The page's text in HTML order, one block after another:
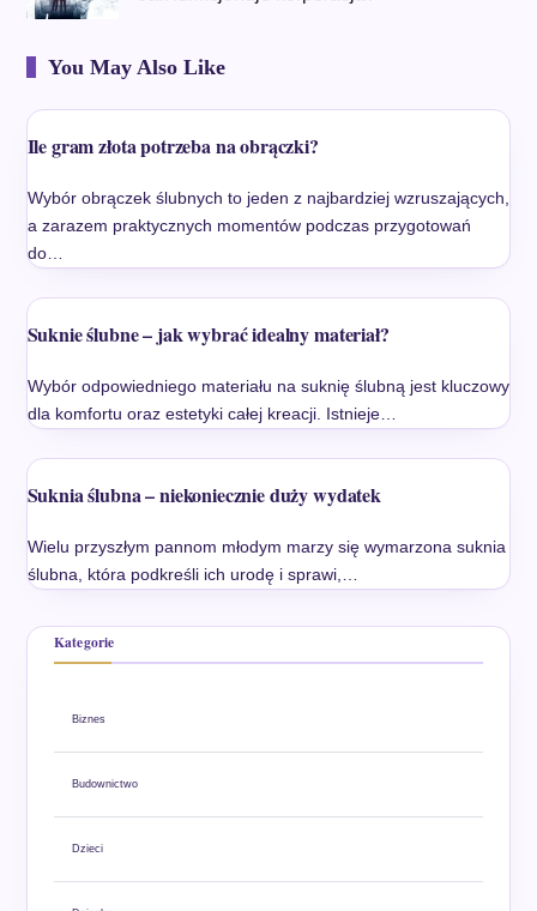
You May Also Like
Ile gram złota potrzeba na obrączki?
Wybór obrączek ślubnych to jeden z najbardziej wzruszających,
a zarazem praktycznych momentów podczas przygotowań
do…
Suknie ślubne – jak wybrać idealny materiał?
Wybór odpowiedniego materiału na suknię ślubną jest kluczowy
dla komfortu oraz estetyki całej kreacji. Istnieje…
Suknia ślubna – niekoniecznie duży wydatek
Wielu przyszłym pannom młodym marzy się wymarzona suknia
ślubna, która podkreśli ich urodę i sprawi,…
Kategorie
Biznes
Budownictwo
Dzieci